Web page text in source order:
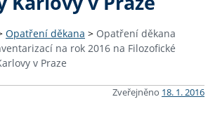
Opatření děkana > Opatření děkana
na rok 2016 na Filozofické
v Praze
Zveřejněno 18. 1. 2016